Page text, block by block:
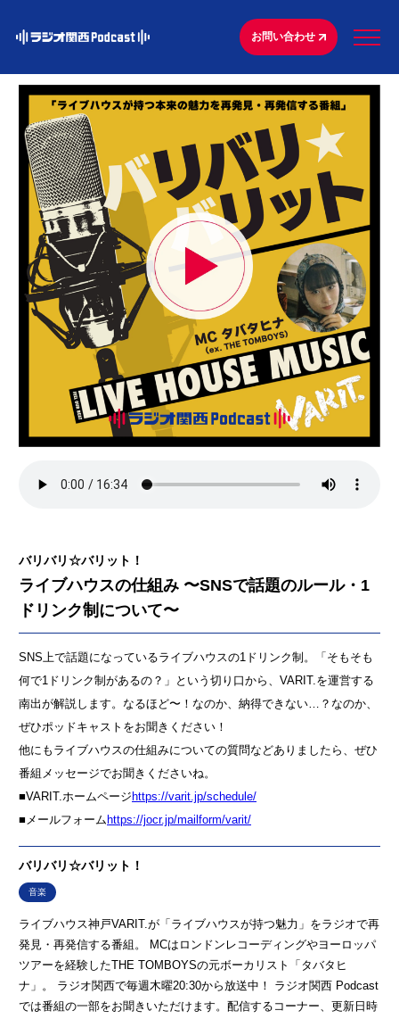
お問い合わせ
バリバリ☆バリット！
ライブハウスの仕組み 〜SNSで話題のルール・1
ドリンク制について〜
SNS上で話題になっているライブハウスの1ドリンク制。「そもそも
何で1ドリンク制があるの？」という切り口から、VARIT.を運営する
南出が解説します。なるほど〜！なのか、納得できない…？なのか、
ぜひポッドキャストをお聞きください！
他にもライブハウスの仕組みについての質問などありましたら、ぜひ
番組メッセージでお聞きくださいね。
■VARIT.ホームページ https://varit.jp/schedule/
■メールフォーム ⁠https://jocr.jp/mailform/varit/⁠
バリバリ☆バリット！
音楽
ライブハウス神戸VARIT.が「ライブハウスが持つ魅力」をラジオで再
発見・再発信する番組。 MCはロンドンレコーディングやヨーロッパ
ツアーを経験したTHE TOMBOYSの元ボーカリスト「タバタヒ
ナ」。 ラジオ関西で毎週木曜20:30から放送中！ ラジオ関西 Podcast
では番組の一部をお聞きいただけます。配信するコーナー、更新日時